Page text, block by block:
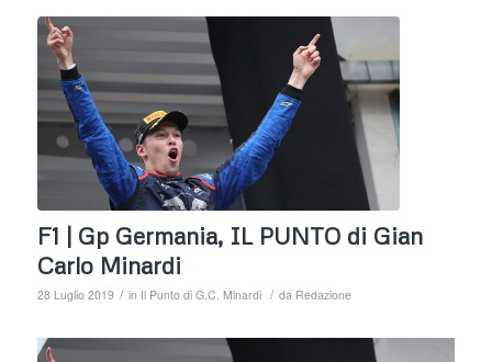
F1 | Gp Germania, IL PUNTO di Gian
Carlo Minardi
28 Luglio 2019 / in Il Punto di G.C. Minardi / da Redazione